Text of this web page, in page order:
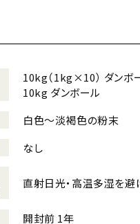
10kg（1kg×10） ダンボ
10kg ダンボール
白色～淡褐色の粉末
なし
直射日光・高温多湿を避
開封前 1年